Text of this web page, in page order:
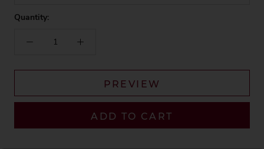
Quantity:
PREVIEW
ADD TO CART